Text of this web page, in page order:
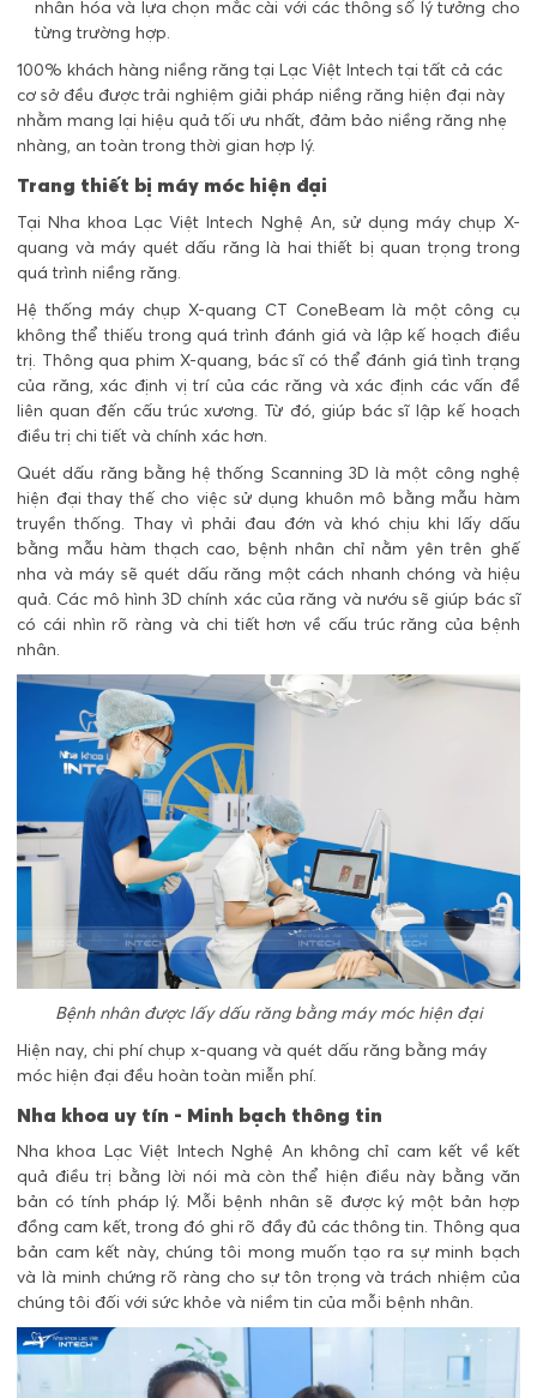
nhân hóa và lựa chọn mắc cài với các thông số lý tưởng cho
từng trường hợp.
100% khách hàng niềng răng tại Lạc Việt Intech tại tất cả các
cơ sở đều được trải nghiệm giải pháp niềng răng hiện đại này
nhằm mang lại hiệu quả tối ưu nhất, đảm bảo niềng răng nhẹ
nhàng, an toàn trong thời gian hợp lý.
Trang thiết bị máy móc hiện đại
Tại Nha khoa Lạc Việt Intech Nghệ An, sử dụng máy chụp X-
quang và máy quét dấu răng là hai thiết bị quan trọng trong
quá trình niềng răng.
Hệ thống máy chụp X-quang CT ConeBeam là một công cụ
không thể thiếu trong quá trình đánh giá và lập kế hoạch điều
trị. Thông qua phim X-quang, bác sĩ có thể đánh giá tình trạng
của răng, xác định vị trí của các răng và xác định các vấn đề
liên quan đến cấu trúc xương. Từ đó, giúp bác sĩ lập kế hoạch
điều trị chi tiết và chính xác hơn.
Quét dấu răng bằng hệ thống Scanning 3D là một công nghệ
hiện đại thay thế cho việc sử dụng khuôn mô bằng mẫu hàm
truyền thống. Thay vì phải đau đớn và khó chịu khi lấy dấu
bằng mẫu hàm thạch cao, bệnh nhân chỉ nằm yên trên ghế
nha và máy sẽ quét dấu răng một cách nhanh chóng và hiệu
quả. Các mô hình 3D chính xác của răng và nướu sẽ giúp bác sĩ
có cái nhìn rõ ràng và chi tiết hơn về cấu trúc răng của bệnh
nhân.
Bệnh nhân được lấy dấu răng bằng máy móc hiện đại
Hiện nay, chi phí chụp x-quang và quét dấu răng bằng máy
móc hiện đại đều hoàn toàn miễn phí.
Nha khoa uy tín - Minh bạch thông tin
Nha khoa Lạc Việt Intech Nghệ An không chỉ cam kết về kết
quả điều trị bằng lời nói mà còn thể hiện điều này bằng văn
bản có tính pháp lý. Mỗi bệnh nhân sẽ được ký một bản hợp
đồng cam kết, trong đó ghi rõ đầy đủ các thông tin. Thông qua
bản cam kết này, chúng tôi mong muốn tạo ra sự minh bạch
và là minh chứng rõ ràng cho sự tôn trọng và trách nhiệm của
chúng tôi đối với sức khỏe và niềm tin của mỗi bệnh nhân.